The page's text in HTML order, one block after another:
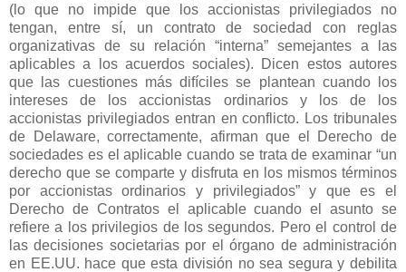
(lo que no impide que los accionistas privilegiados no
tengan, entre sí, un contrato de sociedad con reglas
organizativas de su relación “interna” semejantes a las
aplicables a los acuerdos sociales). Dicen estos autores
que las cuestiones más difíciles se plantean cuando los
intereses de los accionistas ordinarios y los de los
accionistas privilegiados entran en conflicto. Los tribunales
de Delaware, correctamente, afirman que el Derecho de
sociedades es el aplicable cuando se trata de examinar “un
derecho que se comparte y disfruta en los mismos términos
por accionistas ordinarios y privilegiados” y que es el
Derecho de Contratos el aplicable cuando el asunto se
refiere a los privilegios de los segundos. Pero el control de
las decisiones societarias por el órgano de administración
en EE.UU. hace que esta división no sea segura y debilita